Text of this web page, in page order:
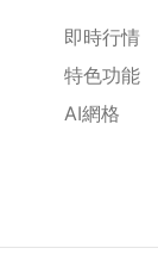
即時行情
特色功能
AI網格